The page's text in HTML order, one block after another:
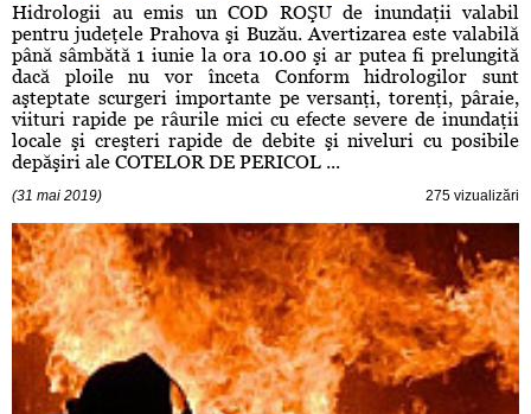
Hidrologii au emis un COD ROŞU de inundaţii valabil
pentru judeţele Prahova şi Buzău. Avertizarea este valabilă
până sâmbătă 1 iunie la ora 10.00 şi ar putea fi prelungită
dacă ploile nu vor înceta Conform hidrologilor sunt
aşteptate scurgeri importante pe versanţi, torenţi, pâraie,
viituri rapide pe râurile mici cu efecte severe de inundaţii
locale şi creşteri rapide de debite şi niveluri cu posibile
depăşiri ale COTELOR DE PERICOL ...
(31 mai 2019) 275 vizualizări